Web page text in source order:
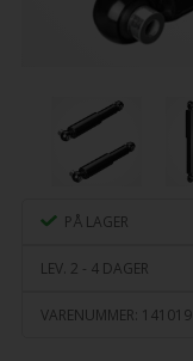
PÅ LAGER
LEV. 2 - 4 DAGER
VARENUMMER: 141019